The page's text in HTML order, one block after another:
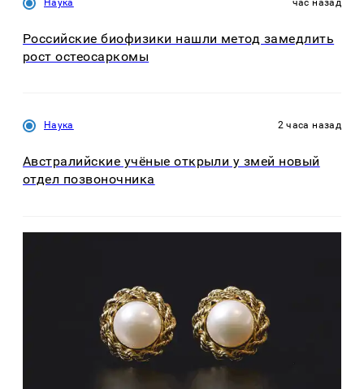
Российские биофизики нашли метод замедлить
рост остеосаркомы
Наука 2 часа назад
Австралийские учёные открыли у змей новый
отдел позвоночника